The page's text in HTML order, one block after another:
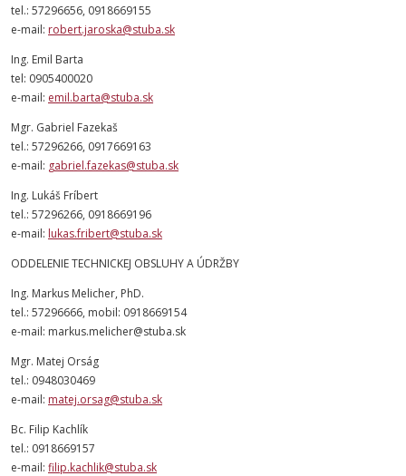
tel.: 57296656, 0918669155
e-mail: robert.jaroska@stuba.sk
Ing. Emil Barta
tel: 0905400020
e-mail: emil.barta@stuba.sk
Mgr. Gabriel Fazekaš
tel.: 57296266, 0917669163
e-mail: gabriel.fazekas@stuba.sk
Ing. Lukáš Fríbert
tel.: 57296266, 0918669196
e-mail: lukas.fribert@stuba.sk
ODDELENIE TECHNICKEJ OBSLUHY A ÚDRŽBY
Ing. Markus Melicher, PhD.
tel.: 57296666, mobil: 0918669154
e-mail: markus.melicher@stuba.sk
Mgr. Matej Orság
tel.: 0948030469
e-mail: matej.orsag@stuba.sk
Bc. Filip Kachlík
tel.: 0918669157
e-mail: filip.kachlik@stuba.sk